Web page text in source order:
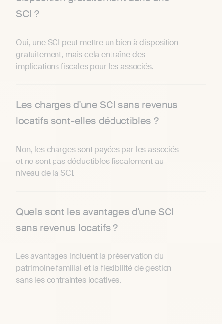
SCI ?
Oui, une SCI peut mettre un bien à disposition
gratuitement, mais cela entraîne des
implications fiscales pour les associés.
Les charges d'une SCI sans revenus
locatifs sont-elles déductibles ?
Non, les charges sont payées par les associés
et ne sont pas déductibles fiscalement au
niveau de la SCI.
Quels sont les avantages d'une SCI
sans revenus locatifs ?
Les avantages incluent la préservation du
patrimoine familial et la flexibilité de gestion
sans les contraintes locatives.